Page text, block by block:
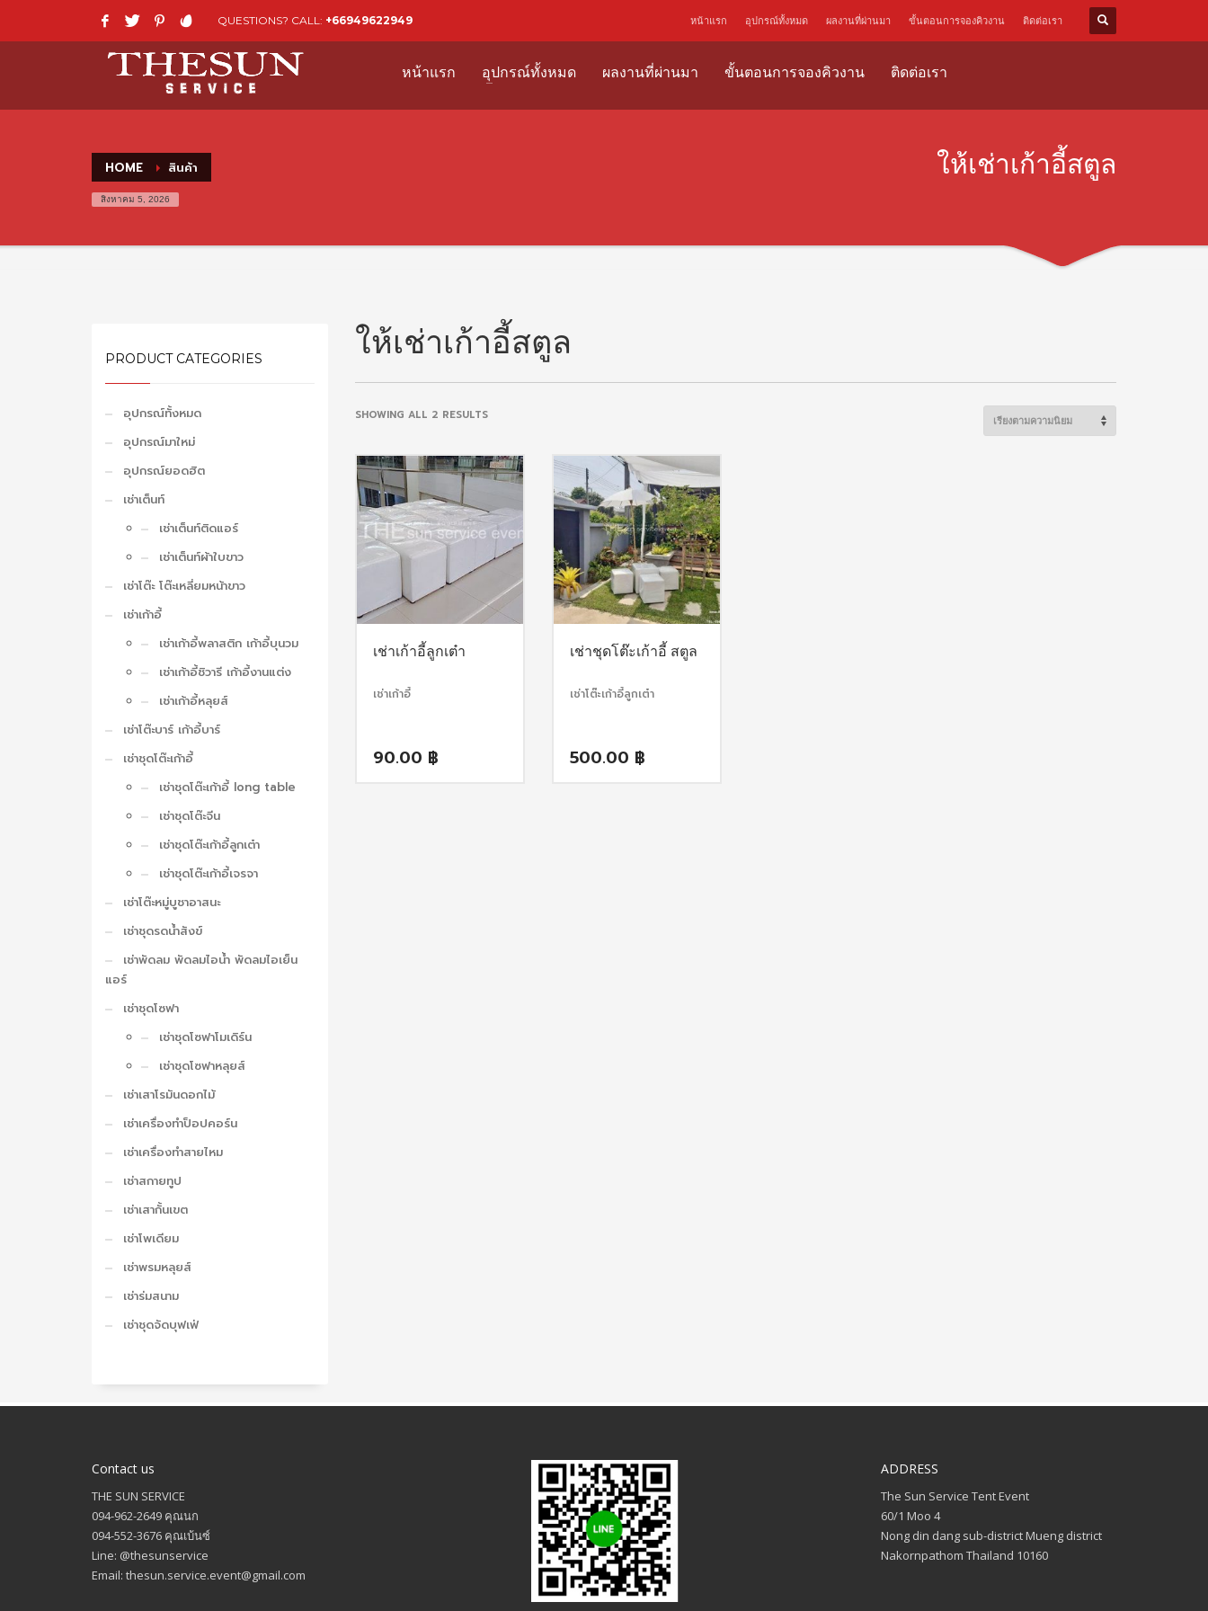
QUESTIONS? CALL: +66949622949 หน้าแรก อุปกรณ์ทั้งหมด ผลงานที่ผ่านมา ขั้นตอนการจองคิวงาน ติดต่อเรา
หน้าแรก อุปกรณ์ทั้งหมด ผลงานที่ผ่านมา ขั้นตอนการจองคิวงาน ติดต่อเรา
HOME สินค้า
สิงหาคม 5, 2026
ให้เช่าเก้าอี้สตูล
ให้เช่าเก้าอี้สตูล
SHOWING ALL 2 RESULTSSORTED
POPULARITY
เช่าเก้าอี้ลูกเต๋า
เช่าเก้าอี้
90.00 ฿
เช่าชุดโต๊ะเก้าอี้ สตูล
เช่าโต๊ะเก้าอี้ลูกเต๋า
500.00 ฿
PRODUCT CATEGORIES
อุปกรณ์ทั้งหมด
อุปกรณ์มาใหม่
อุปกรณ์ยอดฮิต
เช่าเต็นท์
เช่าเต็นท์ติดแอร์
เช่าเต็นท์ผ้าใบขาว
เช่าโต๊ะ โต๊ะเหลี่ยมหน้าขาว
เช่าเก้าอี้
เช่าเก้าอี้พลาสติก เก้าอี้บุนวม
เช่าเก้าอี้ชิวารี เก้าอี้งานแต่ง
เช่าเก้าอี้หลุยส์
เช่าโต๊ะบาร์ เก้าอี้บาร์
เช่าชุดโต๊ะเก้าอี้
เช่าชุดโต๊ะเก้าอี้ long table
เช่าชุดโต๊ะจีน
เช่าชุดโต๊ะเก้าอี้ลูกเต๋า
เช่าชุดโต๊ะเก้าอี้เจรจา
เช่าโต๊ะหมู่บูชาอาสนะ
เช่าชุดรดน้ำสังข์
เช่าพัดลม พัดลมไอน้ำ พัดลมไอเย็น
แอร์
เช่าชุดโซฟา
เช่าชุดโซฟาโมเดิร์น
เช่าชุดโซฟาหลุยส์
เช่าเสาโรมันดอกไม้
เช่าเครื่องทำป็อปคอร์น
เช่าเครื่องทำสายไหม
เช่าสกายทูป
เช่าเสากั้นเขต
เช่าโพเดียม
เช่าพรมหลุยส์
เช่าร่มสนาม
เช่าชุดจัดบุฟเฟ่
Contact us
THE SUN SERVICE
094-962-2649 คุณนก
094-552-3676 คุณเบ้นซ์
Line: @thesunservice
Email: thesun.service.event@gmail.com
ADDRESS
The Sun Service Tent Event
60/1 Moo 4
Nong din dang sub-district Mueng district
Nakornpathom Thailand 10160